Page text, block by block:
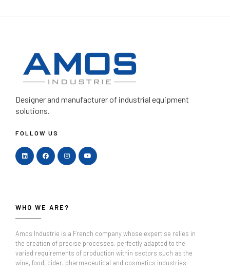
Designer and manufacturerof industrial equipment
solutions.
FOLLOW US
WHO WE ARE?
Amos Industrie is a French company whose expertise relies in
the creation of precise processes, perfectly adapted to the
varied requirements of production within sectors such as the
wine, food, cider, pharmaceutical and cosmetics industries.